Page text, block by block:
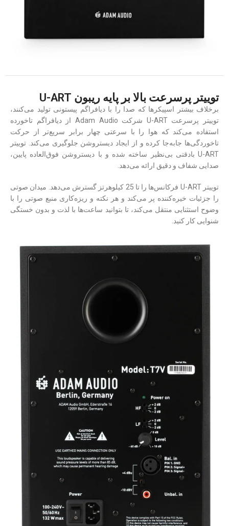
توییتر پرسرعت بالا بر پایه ریبون U-ART
برخلاف بیشتر اسپیکرها که صدا را با دیافراگم پیستونی تولید می‌کنند،
توییتر پرسرعت U-ART شرکت Adam Audio از دیافراگم تاخورده
استفاده می‌کند که هوا را با سرعتی چهار برابر سریع‌تر از حرکت
تاخوردگی‌ها جابه‌جا کرده و از ایجاد دیستروشن جلوگیری می‌کند. توییتر
U-ART بادقتی بی‌نظیر ساخته شده و با دیستروشن فوق‌العاده پایین،
صدایی شفاف و دقیق ارائه می‌دهد.
توییتر U-ART فرکانس‌ها را تا 25 کیلوهرتز گسترش می‌دهد. میدان صوتی
را جزئیات خیره‌کننده پر می‌کند و هر نکته و ریزه‌کاری منبع صوتی را با
وضوح استثنایی منتقل می‌کند، تا بتوانید ساعت‌ها با لذت و بدون خستگی
شنوایی کار کنید.